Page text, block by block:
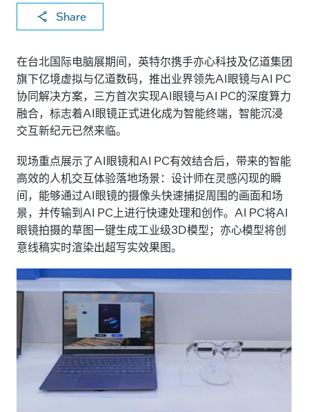
Share
X
a
c
e
b
o
o
k
k
e
dI
n
ai
l
p
y
Li
n
k
在台北国际电脑展期间，英特尔携手亦心科技及亿道集团
旗下亿境虚拟与亿道数码，推出业界领先AI眼镜与AI PC
协同解决方案，三方首次实现AI眼镜与AI PC的深度算力
融合，标志着AI眼镜正式进化成为智能终端，智能沉浸
交互新纪元已然来临。
现场重点展示了AI眼镜和AI PC有效结合后，带来的智能
高效的人机交互体验落地场景：设计师在灵感闪现的瞬
间，能够通过AI眼镜的摄像头快速捕捉周围的画面和场
景，并传输到AI PC上进行快速处理和创作。AI PC将AI
眼镜拍摄的草图一键生成工业级3D模型；亦心模型将创
意线稿实时渲染出超写实效果图。